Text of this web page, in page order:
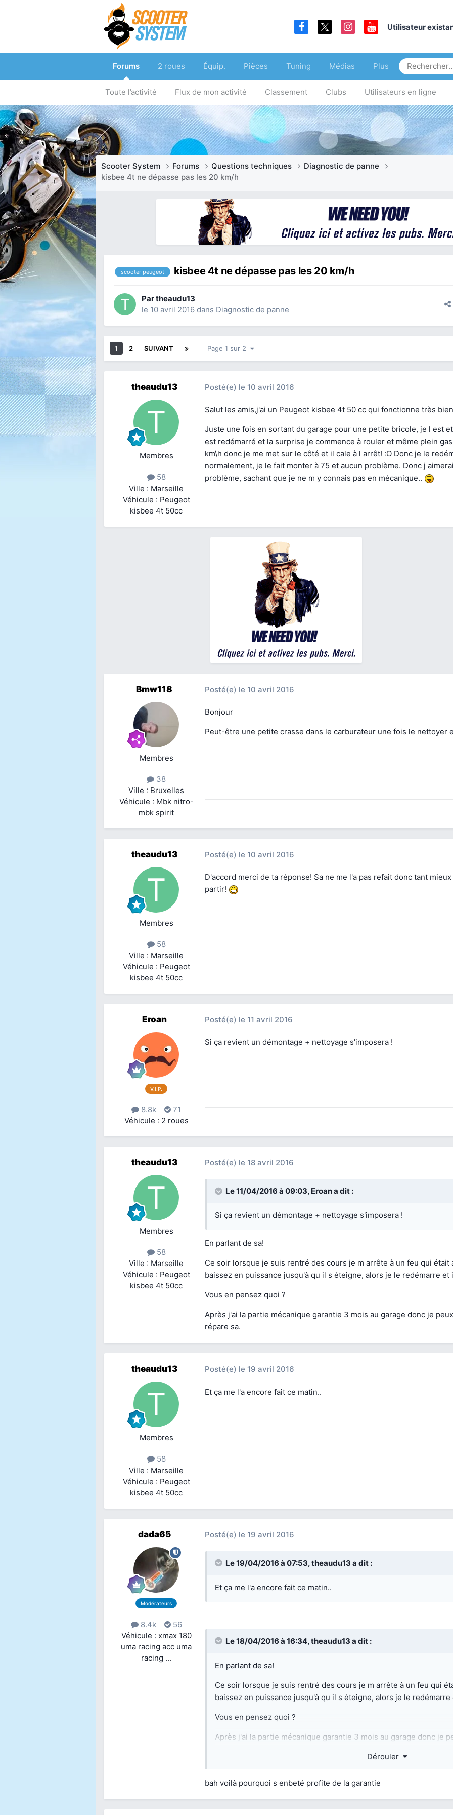
Utilisateur
Forums
Toute l’activité Flux de mon activité Classement Clubs Utilisateurs en ligne
2 roues Équip. Pièces Tuning Médias Plus
Scooter System Forums Questions techniques
Diagnostic de panne
kisbee 4t ne dépasse pas les 20 km/h
scooter peugeot kisbee 4t ne dépasse pas les 20 km/h
Partheaudu13
le 10 avril 2016 dans Diagnostic de panne
1 2 SUIVANT Page 1 sur 2
theaudu13
Membres
58
Ville : Marseille
Véhicule : Peugeot
kisbee 4t 50cc
Posté(e) le 10 avril 2016
Salut les amis,j'ai un Peugeot kisbee 4t 50 cc qui fonctionne très
Juste une fois en sortant du garage pour une petite bricole, je l est
est redémarré et la surprise je commence à rouler et même plein
km\h donc je me met sur le côté et il cale à l arrêt! :O Donc je le
normalement, je le fait monter à 75 et aucun problème. Donc j
problème, sachant que je ne m y connais pas en mécanique..
Bmw118
Membres
38
Ville : Bruxelles
Véhicule : Mbk nitro-
mbk spirit
Posté(e) le 10 avril 2016
Bonjour
Peut-être une petite crasse dans le carburateur une fois le nettoyer
theaudu13
Membres
58
Ville : Marseille
Véhicule : Peugeot
kisbee 4t 50cc
Posté(e) le 10 avril 2016
D'accord merci de ta réponse! Sa ne me l'a pas refait donc tant
partir!
Eroan
V.I.P.
8.8k
71
Véhicule : 2 roues
Posté(e) le 11 avril 2016
Si ça revient un démontage + nettoyage s'imposera !
theaudu13
Membres
58
Ville : Marseille
Véhicule : Peugeot
kisbee 4t 50cc
Posté(e) le 18 avril 2016
Le 11/04/2016 à 09:03, Eroana dit :
Si ça revient un démontage + nettoyage s'imposera !
En parlant de sa!
Ce soir lorsque je suis rentré des cours je m arrête à un feu qui était
baissez en puissance jusqu'à qu il s éteigne, alors je le redémarre
Vous en pensez quoi ?
Après j'ai la partie mécanique garantie 3 mois au garage donc je
répare sa.
theaudu13
Membres
58
Ville : Marseille
Véhicule : Peugeot
kisbee 4t 50cc
Posté(e) le 19 avril 2016
Et ça me l'a encore fait ce matin..
dada65
Modérateurs
8.4k
56
Véhicule : xmax 180
uma racing acc uma
racing ...
Posté(e) le 19 avril 2016
Le 19/04/2016 à 07:53,theaudu13 a dit :
Et ça me l'a encore fait ce matin..
Le 18/04/2016 à 16:34,theaudu13 a dit :
En parlant de sa!
Ce soir lorsque je suis rentré des cours je m arrête à un feu qui
baissez en puissance jusqu'à qu il s éteigne, alors je le
Vous en pensez quoi ?
Après j'ai la partie mécanique garantie 3 mois au garage donc je
Dérouler
bah voilà pourquoi s enbeté profite de la garantie